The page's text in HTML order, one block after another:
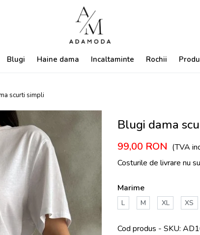
Blugi Haine dama Incaltaminte Rochii
scurti simpli
Blugi dama
99,00 RON (TVA
Costurile de livrare nu
Marime
L M XL XS
Cod produs - SKU